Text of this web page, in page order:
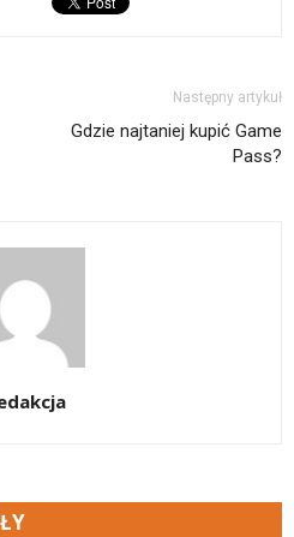
Następny artykuł
Gdzie najtaniej kupić Game
Pass?